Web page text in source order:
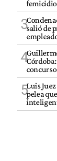
femicidio
3salió de
4
concurso
5Luis
pelea